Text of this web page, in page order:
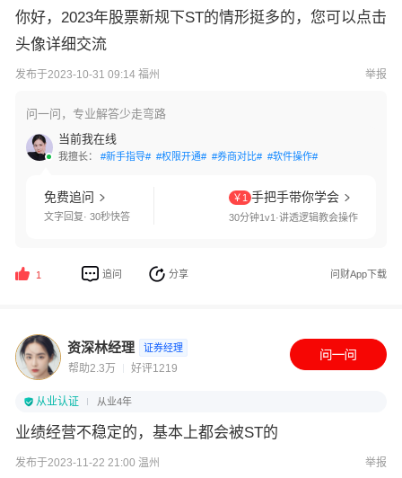
你好，2023年股票新规下ST的情形挺多的，您可以点击
头像详细交流
发布于2023-10-31 09:14 福州 举报
问一问，专业解答少走弯路
当前我在线
我擅长： #新手指导# #权限开通# #券商对比# #软件操作#
免费追问
文字回复· 30秒快答
￥1 手把手带你学会
30分钟1v1·讲透逻辑教会操作
1 追问 分享 问财App下载
资深林经理 证券经理
帮助2.3万 好评1219
从业认证 从业4年
业绩经营不稳定的，基本上都会被ST的
发布于2023-11-22 21:00 温州 举报